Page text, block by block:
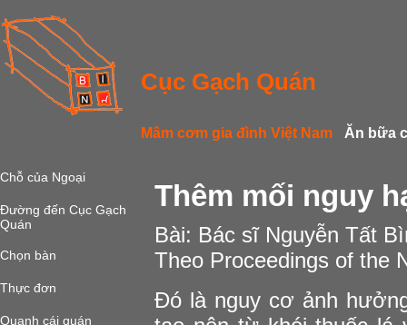
Cục Gạch Quán
Mâm cơm gia đình Việt Nam Ăn bữa
Chỗ của Ngoại
Đường đến Cục Gạch
Quán
Chọn bàn
Thực đơn
Quanh cái quán
Thêm mối nguy
Bài: Bác sĩ Nguyễn Tất
Theo Proceedings of the
Đó là nguy cơ ảnh